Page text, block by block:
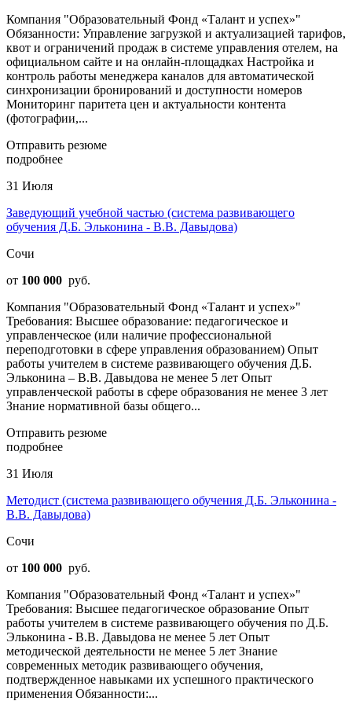
Компания "Образовательный Фонд «Талант и успех»"
Обязанности: Управление загрузкой и актуализацией тарифов,
квот и ограничений продаж в системе управления отелем, на
официальном сайте и на онлайн-площадках Настройка и
контроль работы менеджера каналов для автоматической
синхронизации бронирований и доступности номеров
Мониторинг паритета цен и актуальности контента
(фотографии,...
Отправить резюме
подробнее
31 Июля
Заведующий учебной частью (система развивающего
обучения Д.Б. Эльконина - В.В. Давыдова)
Сочи
от 100 000 руб.
Компания "Образовательный Фонд «Талант и успех»"
Требования: Высшее образование: педагогическое и
управленческое (или наличие профессиональной
переподготовки в сфере управления образованием) Опыт
работы учителем в системе развивающего обучения Д.Б.
Эльконина – В.В. Давыдова не менее 5 лет Опыт
управленческой работы в сфере образования не менее 3 лет
Знание нормативной базы общего...
Отправить резюме
подробнее
31 Июля
Методист (система развивающего обучения Д.Б. Эльконина -
В.В. Давыдова)
Сочи
от 100 000 руб.
Компания "Образовательный Фонд «Талант и успех»"
Требования: Высшее педагогическое образование Опыт
работы учителем в системе развивающего обучения по Д.Б.
Эльконина - В.В. Давыдова не менее 5 лет Опыт
методической деятельности не менее 5 лет Знание
современных методик развивающего обучения,
подтвержденное навыками их успешного практического
применения Обязанности:...